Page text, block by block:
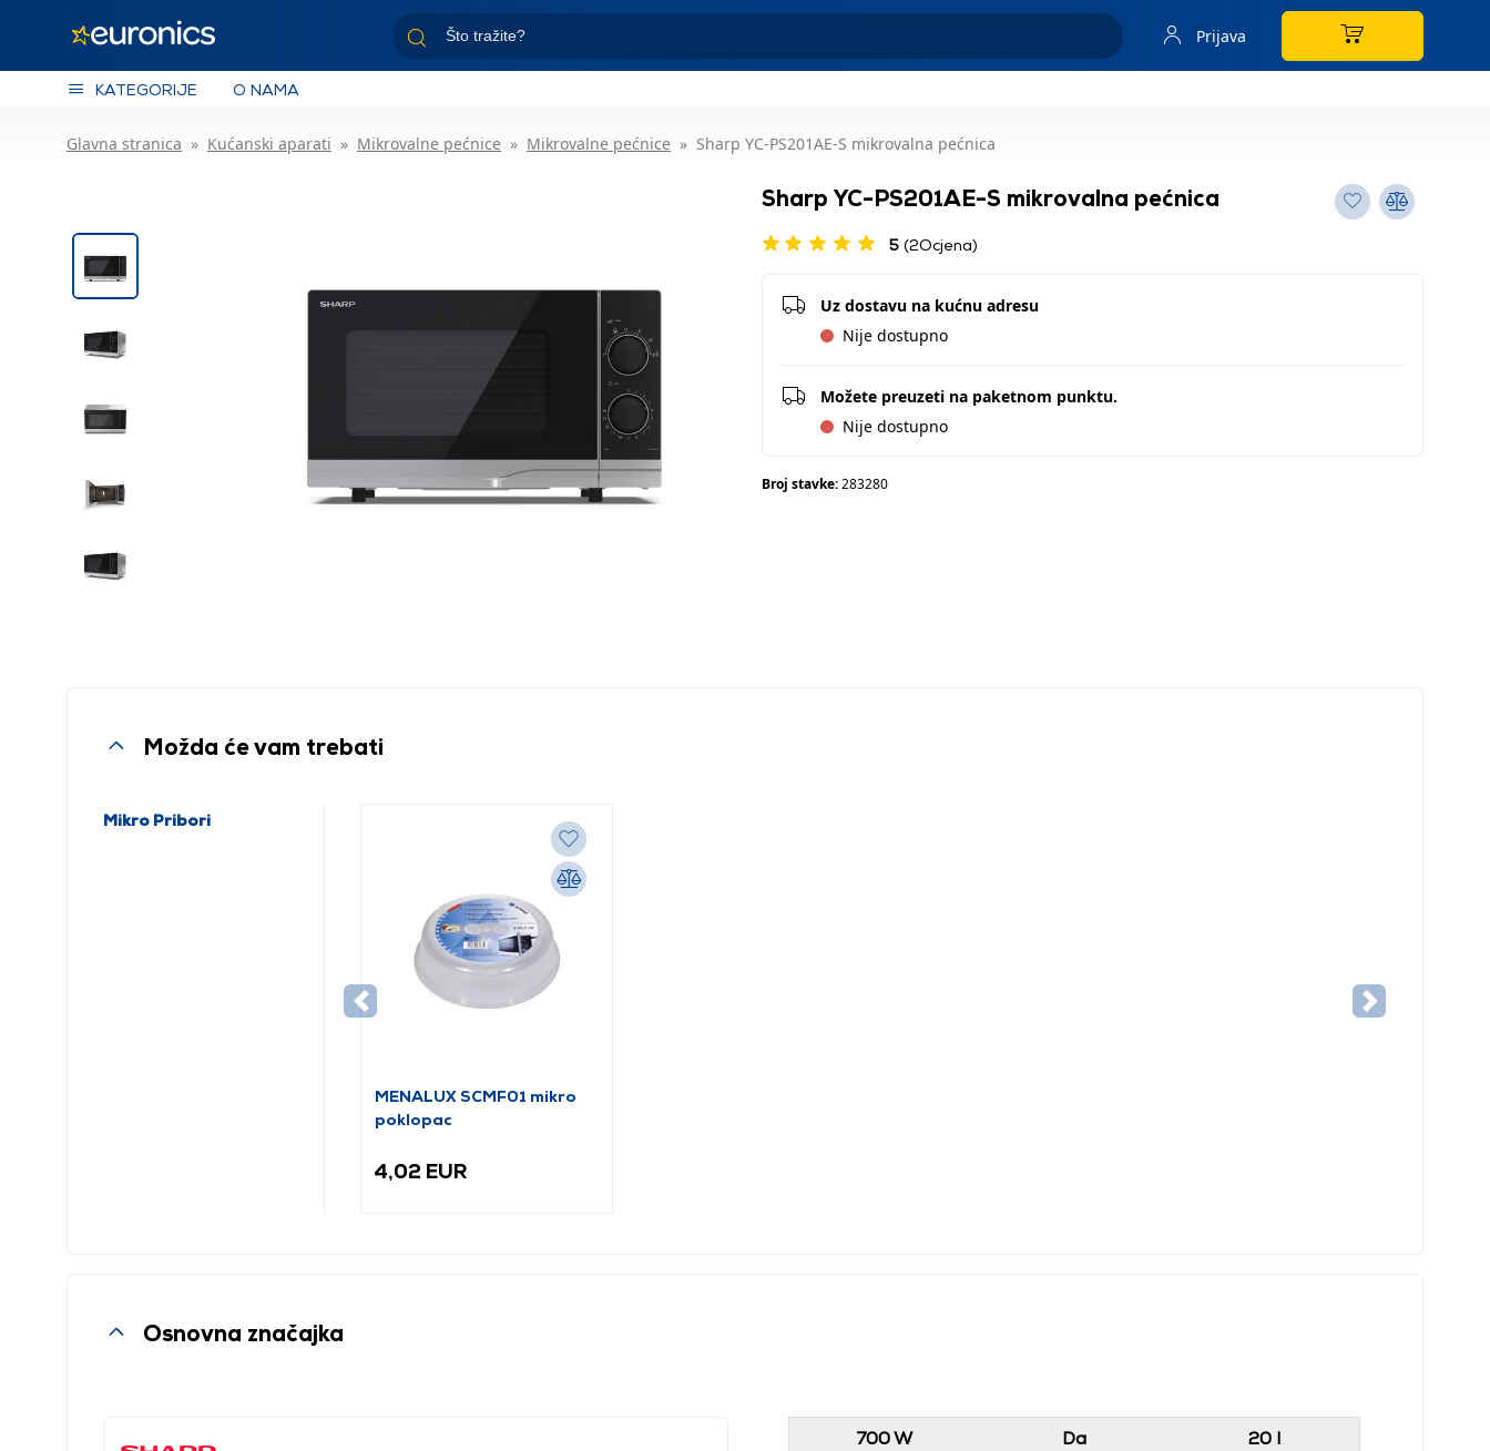
Prijava
KATEGORIJE O NAMA
Glavna stranica Kućanski aparati Mikrovalne pećnice Mikrovalne pećnice Sharp YC-PS201AE-S mikrovalna pećnica
Sharp YC-PS201AE-S mikrovalna pećnica
5 (2Ocjena)
Uz dostavu na kućnu adresu
Nije dostupno
Možete preuzeti na paketnom punktu.
Nije dostupno
Broj stavke:283280
Možda će vam trebati
Mikro Pribori
MENALUX SCMF01 mikro
poklopac
4,02 EUR
Osnovna značajka
700 W Da 20 l